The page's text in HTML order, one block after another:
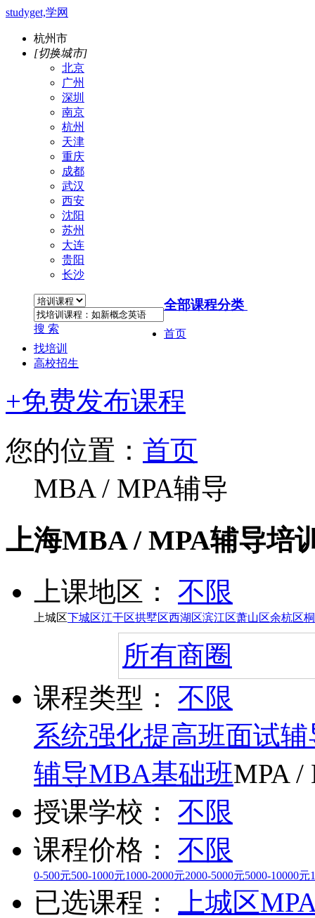
studyget,学网
杭州市
[切换城市]
北京
广州
深圳
南京
杭州
天津
重庆
成都
武汉
西安
沈阳
苏州
大连
贵阳
长沙
搜 索
全部课程分类
首页
找培训
高校招生
+免费发布课程
您的位置： 首页
MBA / MPA辅导
上海MBA / MPA辅导培
上课地区： 不限
上城区下城区江干区拱墅区西湖区滨江区萧山区余杭区
所有商圈
课程类型：
不限
系统强化提高班面试辅
辅导MBA基础班MPA /
授课学校：
不限
课程价格：
不限
0-500元500-1000元1000-2000元2000-5000元5000-10000元
已选课程： 上城区